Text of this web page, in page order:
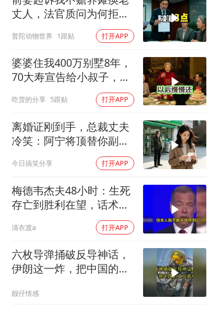
向鹏0-3不敌张本智和
今日立秋你咬秋了吗
东方之约 相约未来
丈人，法官质问为何拒不
普陀动物世界 1跟贴 打开APP
婆婆住我400万别墅8年，
70大寿宣告给小叔子，
我：天没黑你做梦呢？
吃货的分享 5跟贴 打开APP
离婚证刚到手，总裁丈夫
冷笑：阿宁将顶替你副总
今日搞笑分享 打开APP
梅德韦杰夫48小时：生死
存亡到胜利在望，话术变
清衣渡a 打开APP
六枚导弹捅破反导神话，
伊朗这一炸，把中国的工
靓仔情感